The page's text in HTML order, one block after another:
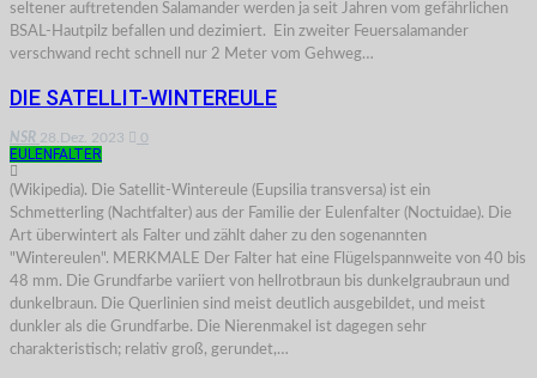
seltener auftretenden Salamander werden ja seit Jahren vom gefährlichen
BSAL-Hautpilz befallen und dezimiert. Ein zweiter Feuersalamander
verschwand recht schnell nur 2 Meter vom Gehweg…
DIE SATELLIT-WINTEREULE
NSR 28.Dez. 2023 0
EULENFALTER
(Wikipedia). Die Satellit-Wintereule (Eupsilia transversa) ist ein
Schmetterling (Nachtfalter) aus der Familie der Eulenfalter (Noctuidae). Die
Art überwintert als Falter und zählt daher zu den sogenannten
"Wintereulen". MERKMALE Der Falter hat eine Flügelspannweite von 40 bis
48 mm. Die Grundfarbe variiert von hellrotbraun bis dunkelgraubraun und
dunkelbraun. Die Querlinien sind meist deutlich ausgebildet, und meist
dunkler als die Grundfarbe. Die Nierenmakel ist dagegen sehr
charakteristisch; relativ groß, gerundet,…